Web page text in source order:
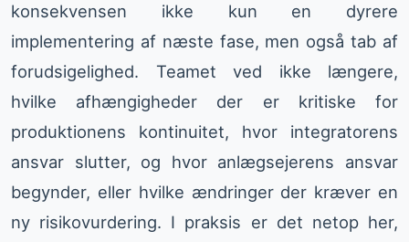
konsekvensen ikke kun en dyrere
implementering af næste fase, men også tab af
forudsigelighed. Teamet ved ikke længere,
hvilke afhængigheder der er kritiske for
produktionens kontinuitet, hvor integratorens
ansvar slutter, og hvor anlægsejerens ansvar
begynder, eller hvilke ændringer der kræver en
ny risikovurdering. I praksis er det netop her,